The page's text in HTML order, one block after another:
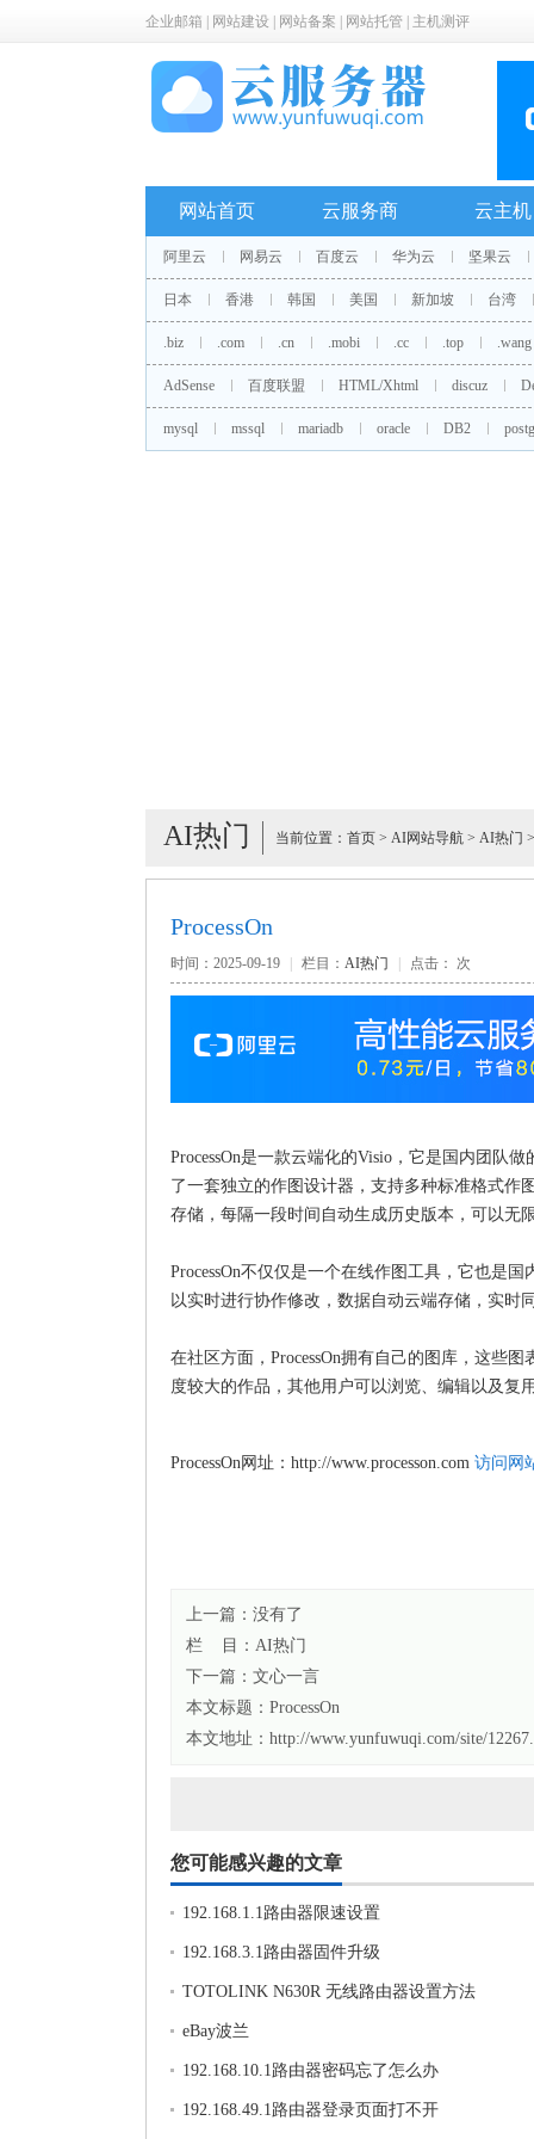
企业邮箱 网站建设 网站备案 网站托管 主机测评
网站首页 云服务商 云主机
阿里云 网易云 百度云 华为云 坚果云
日本 香港 韩国 美国 新加坡 台湾
.biz .com .cn .mobi .cc .top .wang
AdSense 百度联盟 HTML/Xhtml discuz
mysql mssql mariadb oracle DB2
AI热门 当前位置： 首页 > AI网站导航 > AI热门 >
ProcessOn
时间：2025-09-19 栏目： AI热门 点击： 次
ProcessOn是一款云端化的Visio，它是国内团队
了一套独立的作图设计器，支持多种标准格式作
存储，每隔一段时间自动生成历史版本，可以无
ProcessOn不仅仅是一个在线作图工具，它也是
以实时进行协作修改，数据自动云端存储，实时
在社区方面，ProcessOn拥有自己的图库，这些
度较大的作品，其他用户可以浏览、编辑以及复
ProcessOn网址：http://www.processon.com 访问网
上一篇：没有了
栏 目： AI热门
下一篇： 文心一言
本文标题： ProcessOn
本文地址：http://www.yunfuwuqi.com/site/
您可能感兴趣的文章
192.168.1.1路由器限速设置
192.168.3.1路由器固件升级
TOTOLINK N630R 无线路由器设置方法
eBay波兰
192.168.10.1路由器密码忘了怎么办
192.168.49.1路由器登录页面打不开